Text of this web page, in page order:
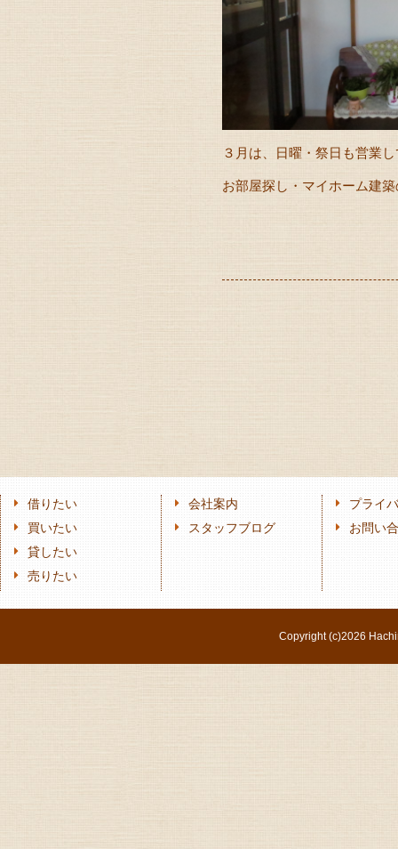
３月は、日曜・祭日も営業
お部屋探し・マイホーム建
借りたい
買いたい
貸したい
売りたい
会社案内
スタッフブログ
プライ
お問い
Copyright (c)2026